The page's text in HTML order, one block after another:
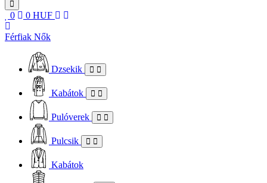
0 0 HUF
Férfiak Nők
Dzsekik
Kabátok
Pulóverek
Pulcsik
Kabátok